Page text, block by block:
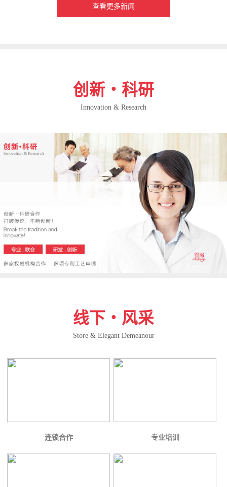
查看更多新闻
创新・科研
Innovation & Research
线下・风采
Store & Elegant Demeanour
连锁合作 专业培训